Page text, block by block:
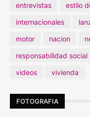
entrevistas
estilo
internacionales
motor
nacion
responsabilidad social
videos
vivienda
FOTOGRAFIA